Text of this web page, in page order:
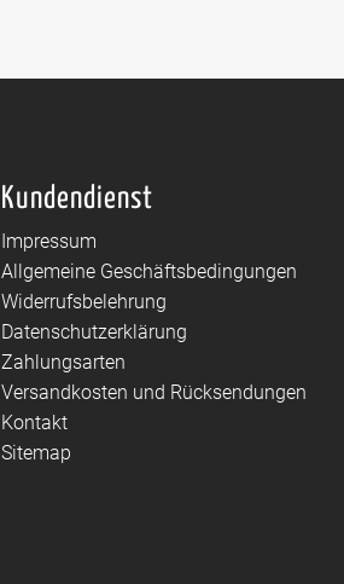
Kundendienst
Impressum
Allgemeine Geschäftsbedingungen
Widerrufsbelehrung
Datenschutzerklärung
Zahlungsarten
Versandkosten und Rücksendungen
Kontakt
Sitemap